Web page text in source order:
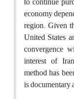
economy
region. Given
United States
convergence
interest of
method has
is